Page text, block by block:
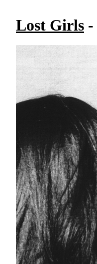
Lost Girls -